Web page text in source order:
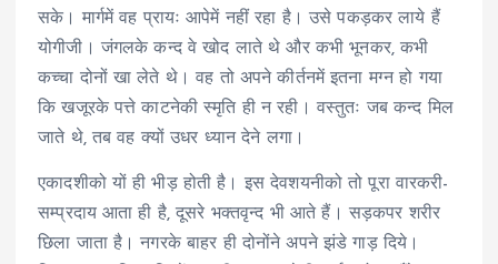
सके। मार्गमें वह प्रायः आपेमें नहीं रहा है। उसे पकड़कर लाये हैं
योगीजी। जंगलके कन्द वे खोद लाते थे और कभी भूनकर, कभी
कच्चा दोनों खा लेते थे। वह तो अपने कीर्तनमें इतना मग्न हो गया
कि खजूरके पत्ते काटनेकी स्मृति ही न रही। वस्तुतः जब कन्द मिल
जाते थे, तब वह क्यों उधर ध्यान देने लगा।
एकादशीको यों ही भीड़ होती है। इस देवशयनीको तो पूरा वारकरी-
सम्प्रदाय आता ही है, दूसरे भक्तवृन्द भी आते हैं। सड़कपर शरीर
छिला जाता है। नगरके बाहर ही दोनोंने अपने झंडे गाड़ दिये।